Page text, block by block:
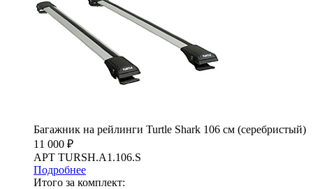
Багажник на рейлинги Turtle Shark 106 см (серебристый)
11 000 ₽
АРТ TURSH.A1.106.S
Подробнее
Итого за комплект: